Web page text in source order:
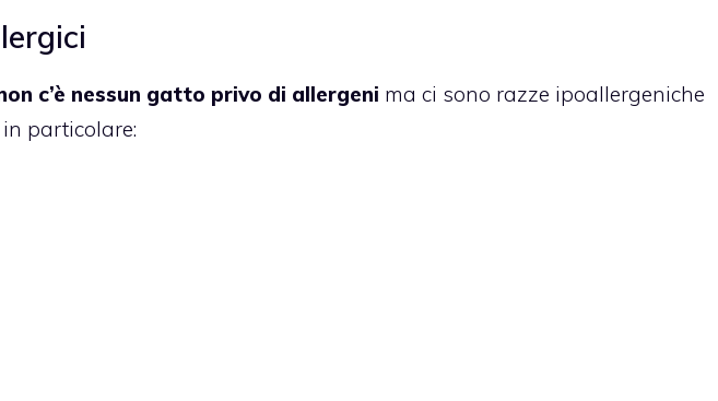
c’è nessun gatto privo di allergeni ma ci sono razze ipoallergeniche
particolare: